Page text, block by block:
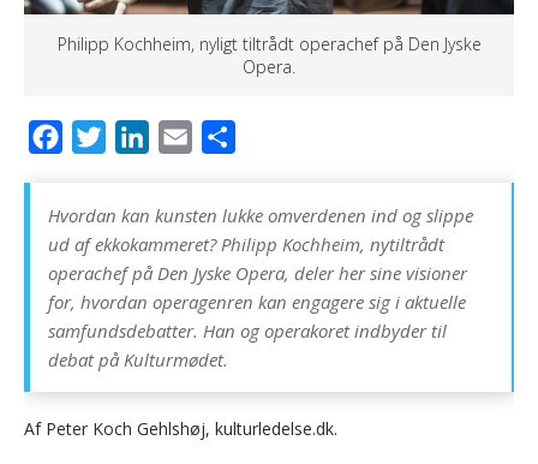
Philipp Kochheim, nyligt tiltrådt operachef på Den Jyske
Opera.
e
b
o
o
k
t
t
e
r
n
k
e
d
I
n
a
i
l
l
Hvordan kan kunsten lukke omverdenen ind og slippe
ud af ekkokammeret? Philipp Kochheim, nytiltrådt
operachef på Den Jyske Opera, deler her sine visioner
for, hvordan operagenren kan engagere sig i aktuelle
samfundsdebatter. Han og operakoret indbyder til
debat på Kulturmødet.
Af Peter Koch Gehlshøj, kulturledelse.dk.